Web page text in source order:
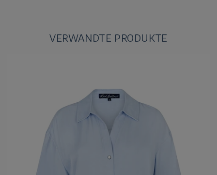
VERWANDTE PRODUKTE